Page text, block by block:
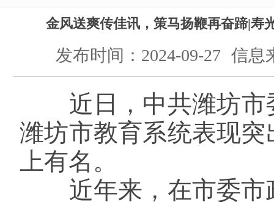
金风送爽传佳讯，策马扬鞭再奋蹄|寿
发布时间：2024-09-27 信息
近日，中共潍坊
潍坊市教育系统表现
上有名。
近年来，在市委